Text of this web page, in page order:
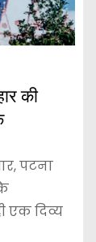
की
पटना
एक दिव्य